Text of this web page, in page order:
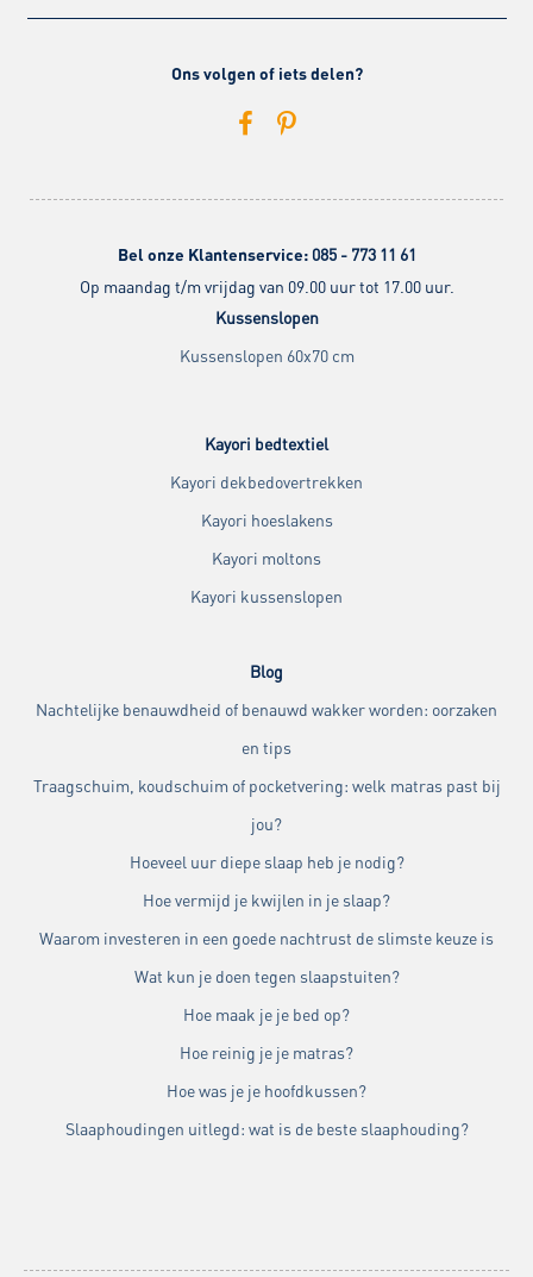
Ons volgen of iets delen?
Bel onze Klantenservice: 085 - 773 11 61
Op maandag t/m vrijdag van 09.00 uur tot 17.00 uur.
Kussenslopen
Kussenslopen 60x70 cm
Kayori bedtextiel
Kayori dekbedovertrekken
Kayori hoeslakens
Kayori moltons
Kayori kussenslopen
Blog
Nachtelijke benauwdheid of benauwd wakker worden: oorzaken
en tips
Traagschuim, koudschuim of pocketvering: welk matras past bij
jou?
Hoeveel uur diepe slaap heb je nodig?
Hoe vermijd je kwijlen in je slaap?
Waarom investeren in een goede nachtrust de slimste keuze is
Wat kun je doen tegen slaapstuiten?
Hoe maak je je bed op?
Hoe reinig je je matras?
Hoe was je je hoofdkussen?
Slaaphoudingen uitlegd: wat is de beste slaaphouding?